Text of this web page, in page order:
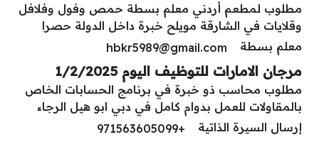
مطلوب لمطعم أردني معلم بسطة حمص وفول وفلافل
وقلايات في الشارقة مويلح خبرة داخل الدولة حصرا
معلم بسطة
hbkr5989@gmail.com
مرجان الامارات للتوظيف اليوم 1/2/2025
مطلوب محاسب ذو خبرة في برنامج الحسابات الخاص
بالمقاولات للعمل بدوام كامل في دبي ابو هيل الرجاء
إرسال السيرة الذاتية
+971563605099